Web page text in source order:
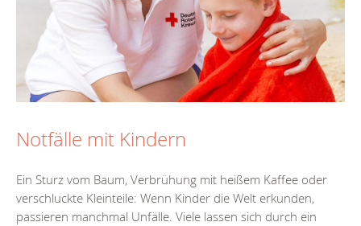
Notfälle mit Kindern
Ein Sturz vom Baum, Verbrühung mit heißem Kaffee oder
verschluckte Kleinteile: Wenn Kinder die Welt erkunden,
passieren manchmal Unfälle. Viele lassen sich durch ein